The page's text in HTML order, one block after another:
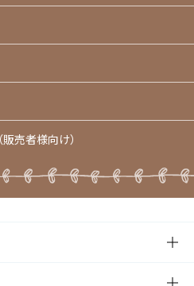
売者様向け）